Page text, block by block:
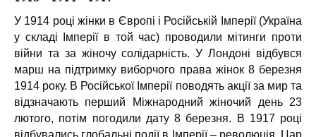
У 1914 році жінки в Європі і Російській Імперії (Україна
у складі Імперії в той час) проводили мітинги проти
війни та за жіночу солідарність. У Лондоні відбувся
марш на підтримку виборчого права жінок 8 березня
1914 року. В Російської Імперії поводять акції за мир та
відзначають перший Міжнародний жіночий день 23
лютого, потім погодили дату 8 березня. В 1917 році
відбувались глобальні події в Імперії – революція, Цар